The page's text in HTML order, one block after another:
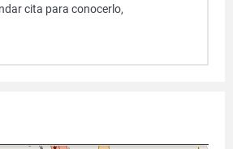
cita para conocerlo,